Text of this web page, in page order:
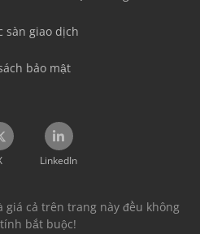
sàn giao dịch
bảo mật
LinkedIn
giá cả trên trang này đều không
bắt buộc!